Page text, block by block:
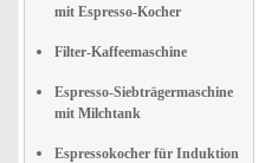
mit Espresso-Kocher
Filter-Kaffeemaschine
Espresso-Siebträgermaschine
mit Milchtank
Espressokocher für Induktion